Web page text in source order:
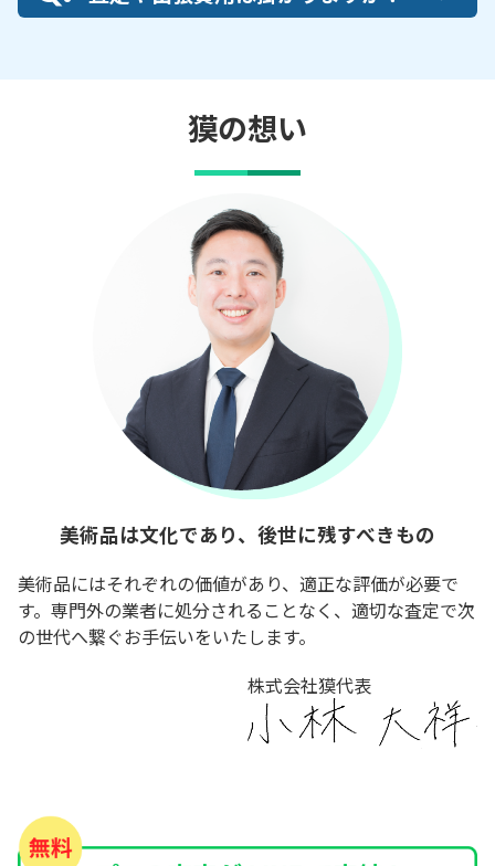
獏の想い
美術品は文化であり、後世に残すべきもの
美術品にはそれぞれの価値があり、適正な評価が必要で
す。専門外の業者に処分されることなく、適切な査定で次
の世代へ繋ぐお手伝いをいたします。
株式会社獏代表